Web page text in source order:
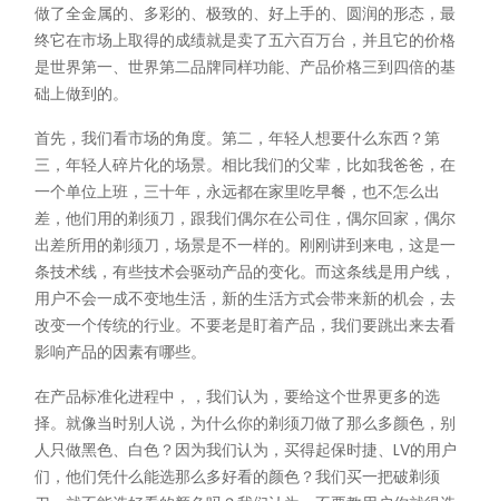
做了全金属的、多彩的、极致的、好上手的、圆润的形态，最
终它在市场上取得的成绩就是卖了五六百万台，并且它的价格
是世界第一、世界第二品牌同样功能、产品价格三到四倍的基
础上做到的。
首先，我们看市场的角度。第二，年轻人想要什么东西？第
三，年轻人碎片化的场景。相比我们的父辈，比如我爸爸，在
一个单位上班，三十年，永远都在家里吃早餐，也不怎么出
差，他们用的剃须刀，跟我们偶尔在公司住，偶尔回家，偶尔
出差所用的剃须刀，场景是不一样的。刚刚讲到来电，这是一
条技术线，有些技术会驱动产品的变化。而这条线是用户线，
用户不会一成不变地生活，新的生活方式会带来新的机会，去
改变一个传统的行业。不要老是盯着产品，我们要跳出来去看
影响产品的因素有哪些。
在产品标准化进程中，，我们认为，要给这个世界更多的选
择。就像当时别人说，为什么你的剃须刀做了那么多颜色，别
人只做黑色、白色？因为我们认为，买得起保时捷、LV的用户
们，他们凭什么能选那么多好看的颜色？我们买一把破剃须